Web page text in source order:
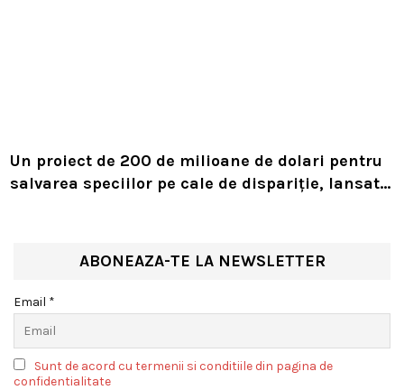
Un proiect de 200 de milioane de dolari pentru
salvarea speciilor pe cale de dispariție, lansat
ABONEAZA-TE LA NEWSLETTER
Email *
Sunt de acord cu termenii si conditiile din pagina de
confidentialitate